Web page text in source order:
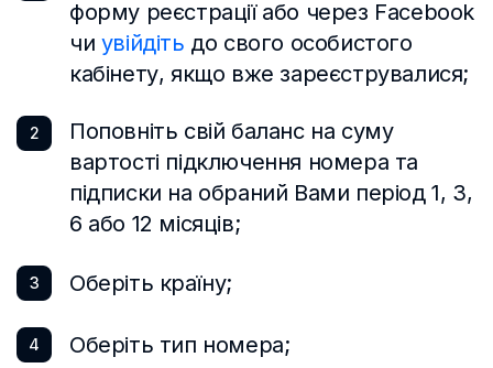
Туркменистан
Турция
Уганда
Узбекистан
Украина
Франция
форму реєстрації або через Facebook
чи увійдіть до свого особистого
кабінету, якщо вже зареєструвалися;
2
Поповніть свій баланс на суму
вартості підключення номера та
підписки на обраний Вами період 1, 3,
6 або 12 місяців;
3 Оберіть країну;
4 Оберіть тип номера;